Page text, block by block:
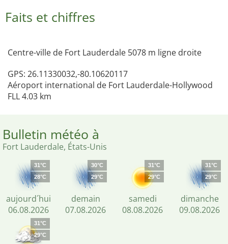
Faits et chiffres
Centre-ville de Fort Lauderdale 5078 m ligne droite
GPS: 26.11330032,-80.10620117
Aéroport international de Fort Lauderdale-Hollywood
FLL 4.03 km
Bulletin météo à
Fort Lauderdale, États-Unis
31°C
28°C
aujourd´hui
06.08.2026
30°C
29°C
demain
07.08.2026
31°C
29°C
samedi
08.08.2026
31°C
29°C
dimanche
09.08.2026
31°C
29°C